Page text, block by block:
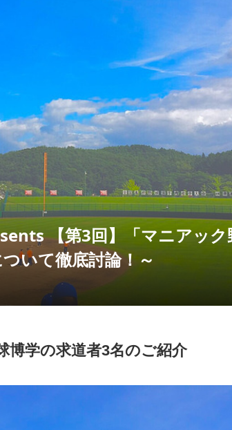
【第3回】「マニアック
いて徹底討論！～
博学の求道者3名のご紹介